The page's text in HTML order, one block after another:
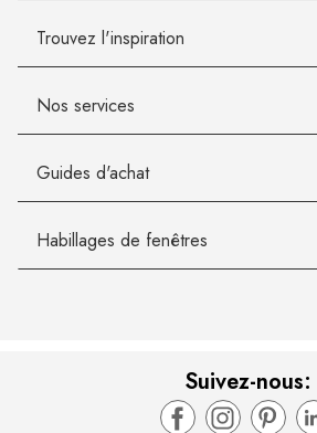
Trouvez l'inspiration
Nos services
Guides d'achat
Habillages de fenêtres
Suivez-nous: